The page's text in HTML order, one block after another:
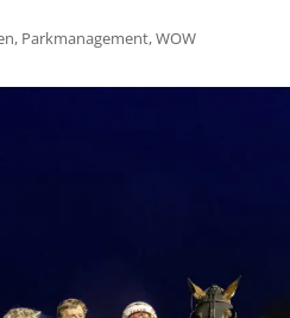
, Parkmanagement,WOW